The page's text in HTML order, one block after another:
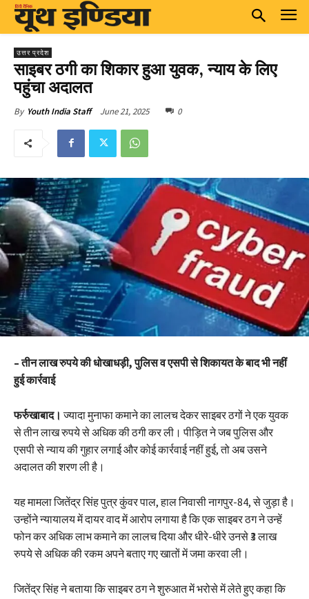
उत्तर प्रदेश
साइबर ठगी का शिकार हुआ युवक, न्याय के लिए
पहुंचा अदालत
By Youth India Staff June 21, 2025 0
– तीन लाख रुपये की धोखाधड़ी, पुलिस व एसपी से शिकायत के बाद भी नहीं
हुई कार्रवाई
फर्रुखाबाद। ज्यादा मुनाफा कमाने का लालच देकर साइबर ठगों ने एक युवक
से तीन लाख रुपये से अधिक की ठगी कर ली। पीड़ित ने जब पुलिस और
एसपी से न्याय की गुहार लगाई और कोई कार्रवाई नहीं हुई, तो अब उसने
अदालत की शरण ली है।
यह मामला जितेंद्र सिंह पुत्र कुंवर पाल, हाल निवासी नागपुर-84, से जुड़ा है।
उन्होंने न्यायालय में दायर वाद में आरोप लगाया है कि एक साइबर ठग ने उन्हें
फोन कर अधिक लाभ कमाने का लालच दिया और धीरे-धीरे उनसे ₹3 लाख
रुपये से अधिक की रकम अपने बताए गए खातों में जमा करवा ली।
जितेंद्र सिंह ने बताया कि साइबर ठग ने शुरुआत में भरोसे में लेते हुए कहा कि